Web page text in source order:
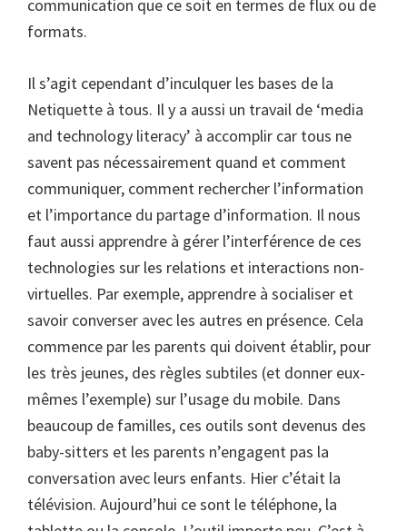
communication que ce soit en termes de flux ou de
formats.
Il s’agit cependant d’inculquer les bases de la
Netiquette à tous. Il y a aussi un travail de ‘media
and technology literacy’ à accomplir car tous ne
savent pas nécessairement quand et comment
communiquer, comment rechercher l’information
et l’importance du partage d’information. Il nous
faut aussi apprendre à gérer l’interférence de ces
technologies sur les relations et interactions non-
virtuelles. Par exemple, apprendre à socialiser et
savoir converser avec les autres en présence. Cela
commence par les parents qui doivent établir, pour
les très jeunes, des règles subtiles (et donner eux-
mêmes l’exemple) sur l’usage du mobile. Dans
beaucoup de familles, ces outils sont devenus des
baby-sitters et les parents n’engagent pas la
conversation avec leurs enfants. Hier c’était la
télévision. Aujourd’hui ce sont le téléphone, la